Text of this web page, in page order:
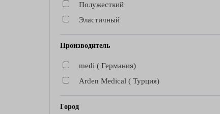
Полужесткий
Эластичный
Производитель
medi ( Германия)
Arden Medical ( Турция)
Город